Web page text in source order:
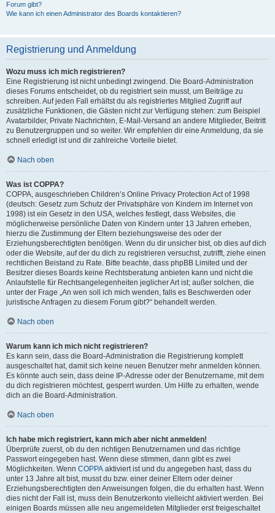
Forum gibt?
Wie kann ich einen Administrator des Boards kontaktieren?
Registrierung und Anmeldung
Wozu muss ich mich registrieren?
Eine Registrierung ist nicht unbedingt zwingend. Die Board-Administration
dieses Forums entscheidet, ob du registriert sein musst, um Beiträge zu
schreiben. Auf jeden Fall erhältst du als registriertes Mitglied Zugriff auf
zusätzliche Funktionen, die Gästen nicht zur Verfügung stehen: zum Beispiel
Avatarbilder, Private Nachrichten, E-Mail-Versand an andere Mitglieder, Beitritt
zu Benutzergruppen und so weiter. Wir empfehlen dir eine Anmeldung, da sie
schnell erledigt ist und dir zahlreiche Vorteile bietet.
Nach oben
Was ist COPPA?
COPPA, ausgeschrieben Children’s Online Privacy Protection Act of 1998
(deutsch: Gesetz zum Schutz der Privatsphäre von Kindern im Internet von
1998) ist ein Gesetz in den USA, welches festlegt, dass Websites, die
möglicherweise persönliche Daten von Kindern unter 13 Jahren erheben,
hierzu die Zustimmung der Eltern beziehungsweise des oder der
Erziehungsberechtigten benötigen. Wenn du dir unsicher bist, ob dies auf dich
oder die Website, auf der du dich zu registrieren versuchst, zutrifft, ziehe einen
rechtlichen Beistand zu Rate. Bitte beachte, dass phpBB Limited und der
Besitzer dieses Boards keine Rechtsberatung anbieten kann und nicht die
Anlaufstelle für Rechtsangelegenheiten jeglicher Art ist; außer solchen, die
unter der Frage „An wen soll ich mich wenden, falls es Beschwerden oder
juristische Anfragen zu diesem Forum gibt?“ behandelt werden.
Nach oben
Warum kann ich mich nicht registrieren?
Es kann sein, dass die Board-Administration die Registrierung komplett
ausgeschaltet hat, damit sich keine neuen Benutzer mehr anmelden können.
Es könnte auch sein, dass deine IP-Adresse oder der Benutzername, mit dem
du dich registrieren möchtest, gesperrt wurden. Um Hilfe zu erhalten, wende
dich an die Board-Administration.
Nach oben
Ich habe mich registriert, kann mich aber nicht anmelden!
Überprüfe zuerst, ob du den richtigen Benutzernamen und das richtige
Passwort eingegeben hast. Wenn diese stimmen, dann gibt es zwei
Möglichkeiten. Wenn COPPA aktiviert ist und du angegeben hast, dass du
unter 13 Jahre alt bist, musst du bzw. einer deiner Eltern oder deiner
Erziehungsberechtigten den Anweisungen folgen, die du erhalten hast. Wenn
dies nicht der Fall ist, muss dein Benutzerkonto vielleicht aktiviert werden. Bei
einigen Boards müssen alle neu angemeldeten Mitglieder erst freigeschaltet